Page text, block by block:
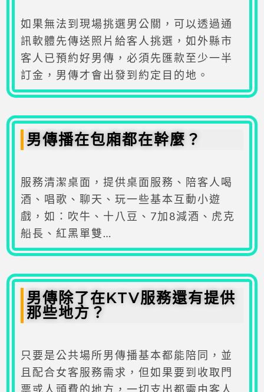
如果無法到現場挑選男公關，可以透過通
訊軟體先傳送照片給客人挑選，如外縣市
客人已預約好男傳，必須先匯款至少一半
訂金，男傳才會出發到約定目的地。
男傳播在包廂都在幹麼？
服務清潔桌面，提供桌面服務、陪客人喝
酒、唱歌、聊天、玩一些基本互動小遊
戲，如：吹牛、十八豆、7加8減酒、虎克
船長、紅黑單雙…
男傳除了在KTV服務還有提供
那些地方？
只要是公共場所男傳播基本都能陪同，並
且配合女客服務需求，但如果要到收取門
票或人頭費的地方，一切支出都需由客人